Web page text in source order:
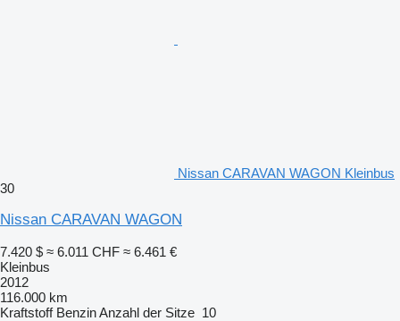
Nissan CARAVAN WAGON Kleinbus
30
Nissan CARAVAN WAGON
7.420 $ ≈ 6.011 CHF ≈ 6.461 €
Kleinbus
2012
116.000 km
Kraftstoff BenzinAnzahl der Sitze 10